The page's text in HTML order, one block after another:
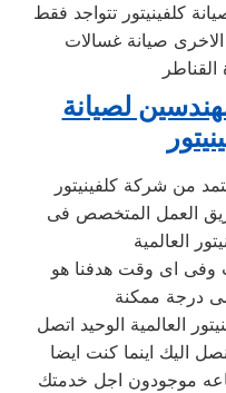
كلفينيتور تتواجد فقط
الاخرى صيانة غسالات
لصيانة
العمل المتخصص فى
العالمية
وفى اى وقت هدفنا هو
درجة ممكنة
العالمية الوحيد اتصل
اليك اينما كنت ايضا
موجودون اجل خدمتك